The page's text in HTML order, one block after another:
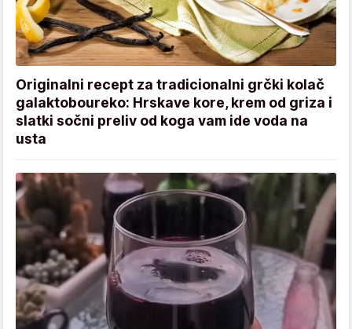
Originalni recept za tradicionalni grčki kolač
galaktoboureko: Hrskave kore, krem od griza i
slatki sočni preliv od koga vam ide voda na
usta